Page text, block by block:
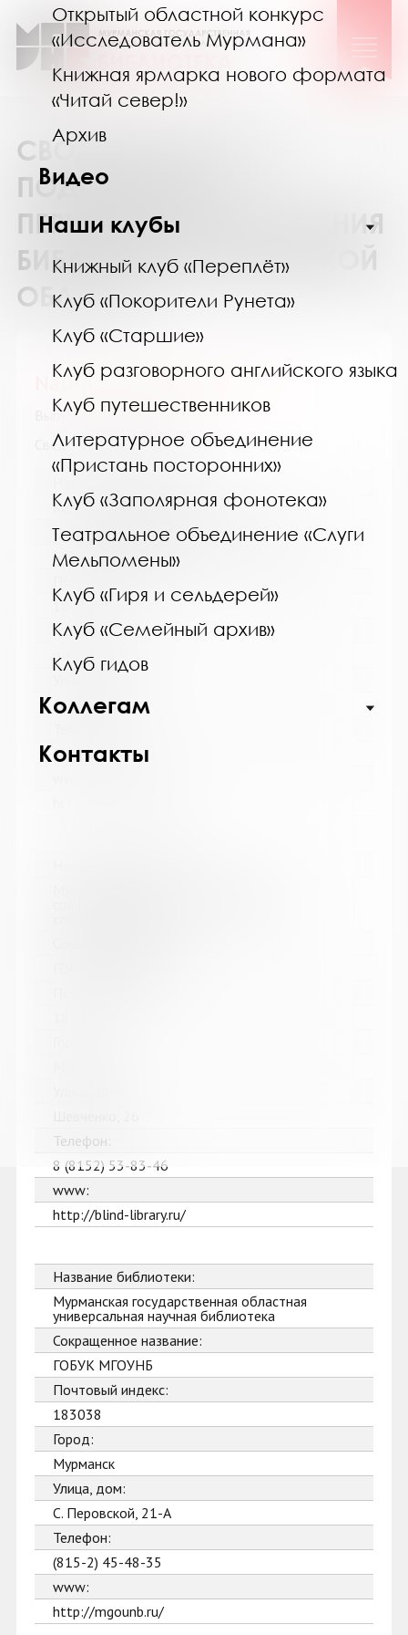
Открытый областной конкурс
«Исследователь Мурмана»
Книжная ярмарка нового формата
«Читай север!»
Архив
Видео
Наши клубы
Книжный клуб «Переплёт»
Клуб «Покорители Рунета»
Клуб «Старшие»
Клуб разговорного английского языка
Клуб путешественников
Литературное объединение
«Пристань посторонних»
Клуб «Заполярная фонотека»
Театральное объединение «Слуги
Мельпомены»
Клуб «Гиря и сельдерей»
Клуб «Семейный архив»
Клуб гидов
Коллегам
Контакты
СВОДНЫЙ КАТАЛОГ
ПОДПИСКИ НА
ПЕРИОДИЧЕСКИЕ ИЗДАНИЯ
БИБЛИОТЕК МУРМАНСКОЙ
ОБЛАСТИ
National Geographic Россия
Выпуск №2 от 2022 года
Сведения о держателях
Кильдинская городская библиотека
Сокращенное название:
МБУК "Кильдинская городская библиотека"
184367
Город:
п. Кильдинстрой
Улица, дом:
Советская, 2
8 (81553) 9-41-60
Телефон:
8 (8152) 53-83-46
www:
http://blind-library.ru/
Название библиотеки:
Мурманская государственная областная
универсальная научная библиотека
Сокращенное название:
ГОБУК МГОУНБ
Почтовый индекс:
183038
Город:
Мурманск
Улица, дом:
С. Перовской, 21-А
Телефон:
(815-2) 45-48-35
www:
http://mgounb.ru/